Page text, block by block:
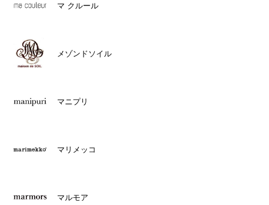
マ クルール
メゾンドソイル
マニプリ
マリメッコ
マルモア